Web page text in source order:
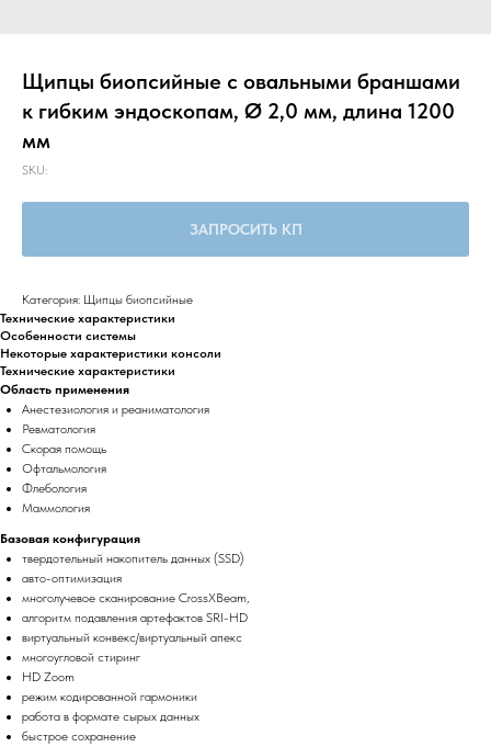
Щипцы биопсийные с овальными браншами
к гибким эндоскопам, Ø 2,0 мм, длина 1200
мм
SKU:
ЗАПРОСИТЬ КП
Категория: Щипцы биопсийные
Технические характеристики
Особенности системы
Некоторые характеристики консоли
Технические характеристики
Область применения
Анестезиология и реаниматология
Ревматология
Скорая помощь
Офтальмология
Флебология
Маммология
Базовая конфигурация
твердотельный накопитель данных (SSD)
авто-оптимизация
многолучевое сканирование CrossXBeam,
алгоритм подавления артефактов SRI-HD
виртуальный конвекс/виртуальный апекс
многоугловой стиринг
HD Zoom
режим кодированной гармоники
работа в формате сырых данных
быстрое сохранение